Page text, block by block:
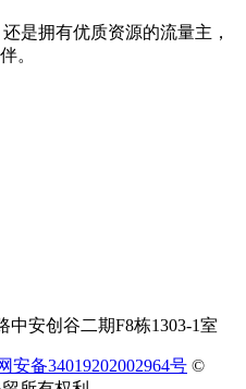
是拥有优质资源的流量主，
。
安创谷二期F8栋1303-1室
安备34019202002964号 ©